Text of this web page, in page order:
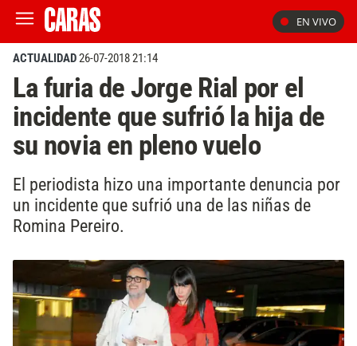
EN VIVO
ACTUALIDAD26-07-2018 21:14
La furia de Jorge Rial por el
incidente que sufrió la hija de
su novia en pleno vuelo
El periodista hizo una importante denuncia por
un incidente que sufrió una de las niñas de
Romina Pereiro.